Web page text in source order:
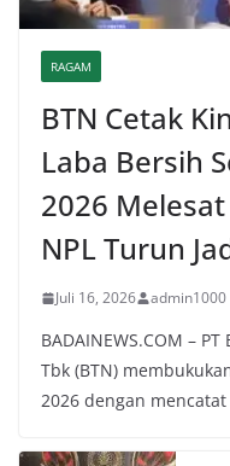
RAGAM
BTN Cetak
Laba Bersih
2026
NPL Turun
Juli 16, 2026 admin1000
BADAINEWS.COM –
Tbk (BTN)
2026 dengan